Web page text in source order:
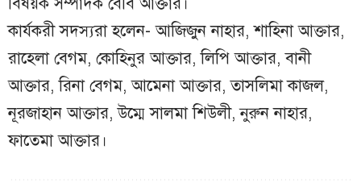
কার্যকরী সদস্যরা হলেন- আজিজুন নাহার, শাহিনা আক্তার,
রাহেলা বেগম, কোহিনুর আক্তার, লিপি আক্তার, বানী
আক্তার, রিনা বেগম, আমেনা আক্তার, তাসলিমা কাজল,
নূরজাহান আক্তার, উম্মে সালমা শিউলী, নুরুন নাহার,
ফাতেমা আক্তার।